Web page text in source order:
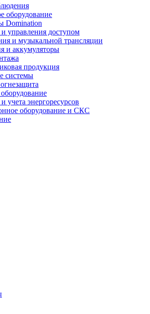
оборудование
Domination
управления доступом
и музыкальной трансляции
и аккумуляторы
продукция
системы
учета энергоресурсов
оборудование и СКС